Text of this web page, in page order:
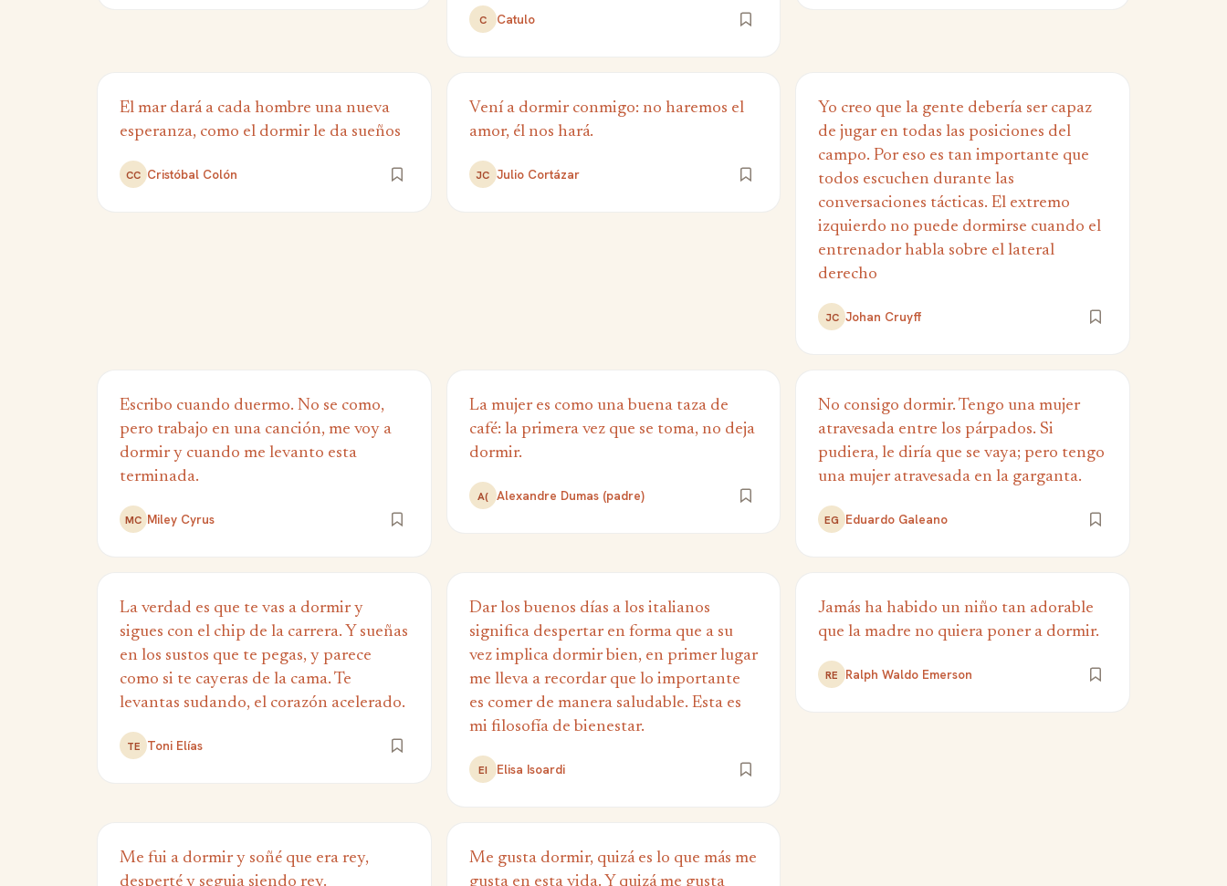
C Catulo
El mar dará a cada hombre una nueva
esperanza, como el dormir le da sueños
CC Cristóbal Colón
Vení a dormir conmigo: no haremos el
amor, él nos hará.
JC Julio Cortázar
Yo creo que la gente debería ser capaz
de jugar en todas las posiciones del
campo. Por eso es tan importante que
todos escuchen durante las
conversaciones tácticas. El extremo
izquierdo no puede dormirse cuando el
entrenador habla sobre el lateral
derecho
JC Johan Cruyff
Escribo cuando duermo. No se como,
pero trabajo en una canción, me voy a
dormir y cuando me levanto esta
terminada.
MC Miley Cyrus
La mujer es como una buena taza de
café: la primera vez que se toma, no deja
dormir.
A( Alexandre Dumas (padre)
No consigo dormir. Tengo una mujer
atravesada entre los párpados. Si
pudiera, le diría que se vaya; pero tengo
una mujer atravesada en la garganta.
EG Eduardo Galeano
La verdad es que te vas a dormir y
sigues con el chip de la carrera. Y sueñas
en los sustos que te pegas, y parece
como si te cayeras de la cama. Te
levantas sudando, el corazón acelerado.
TE Toni Elías
Dar los buenos días a los italianos
significa despertar en forma que a su
vez implica dormir bien, en primer lugar
me lleva a recordar que lo importante
es comer de manera saludable. Esta es
mi filosofía de bienestar.
EI Elisa Isoardi
Jamás ha habido un niño tan adorable
que la madre no quiera poner a dormir.
RE Ralph Waldo Emerson
Me fui a dormir y soñé que era rey,
desperté y seguia siendo rey.
Me gusta dormir, quizá es lo que más me
gusta en esta vida. Y quizá me gusta